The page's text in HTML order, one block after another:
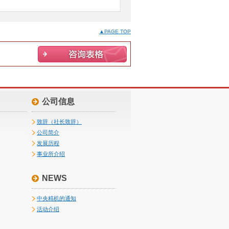
▲PAGE TOP
公司信息
致辞（社长致辞）
公司简介
发展历程
事业所介绍
NEWS
中央精机的通知
活动介绍